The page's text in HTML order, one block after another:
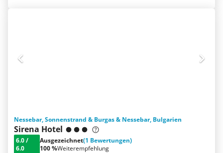
Nessebar, Sonnenstrand & Burgas & Nessebar, Bulgarien
Sirena Hotel
6.0/
6.0
Ausgezeichnet(1 Bewertungen)
100 %Weiterempfehlung